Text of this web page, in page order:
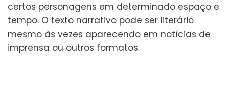
certos personagens em determinado espaço e
tempo. O texto narrativo pode ser literário
mesmo às vezes aparecendo em notícias de
imprensa ou outros formatos.